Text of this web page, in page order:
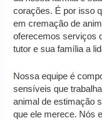
corações. É por isso
em cremação de
oferecemos serviços
tutor e sua família a
Nossa equipe é
sensíveis que
animal de estimação
que ele merece. Nós